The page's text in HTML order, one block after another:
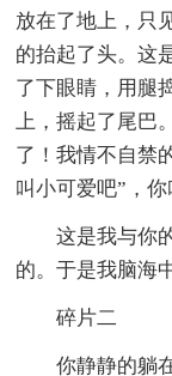
放在了地上，只
的抬起了头。这
了下眼睛，用腿
上，摇起了尾巴
了！我情不自禁
叫小可爱吧”，你
这是我与你
的。于是我脑海
碎片二
你静静的躺